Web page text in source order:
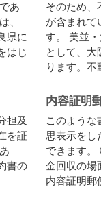
あ
、
県に
はじ
そのため、
が含まれて
す。 美並
として、大
ります。
担及
を証
書の
内容証明
このような
思表示をし
できます
金回収の場
内容証明郵